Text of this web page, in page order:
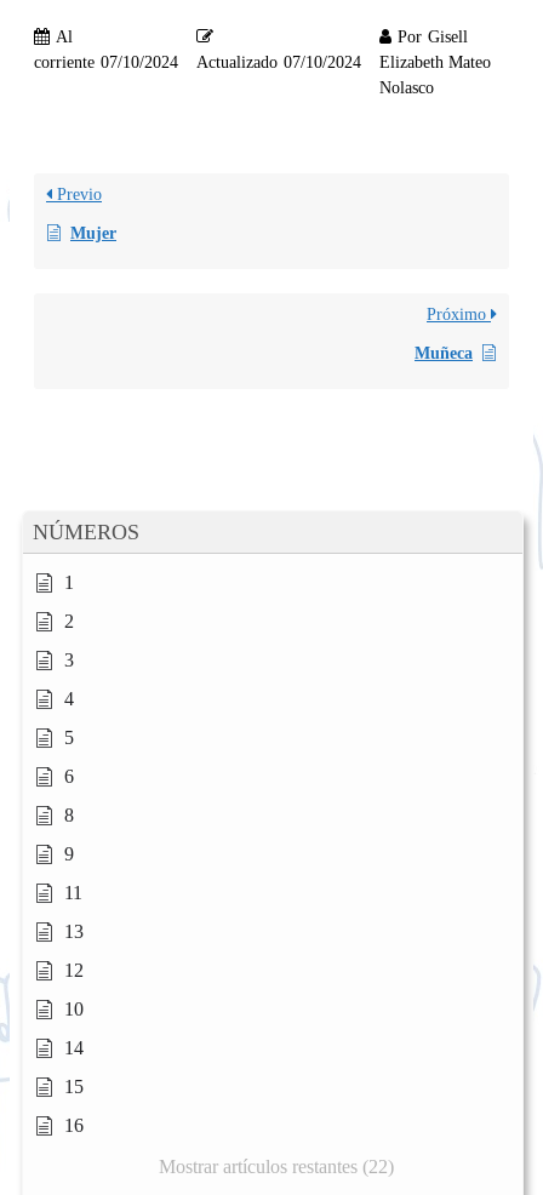
NÚMEROS
1
2
3
4
5
6
8
9
11
13
12
10
14
15
16
Mostrar artículos restantes (22)
Al
corriente 07/10/2024 Actualizado 07/10/2024
Por Gisell
Elizabeth Mateo
Nolasco
Previo
Mujer
Próximo
Muñeca